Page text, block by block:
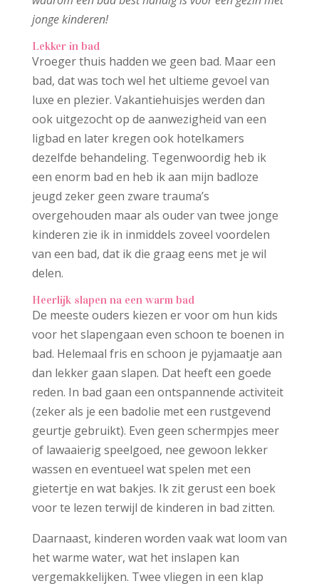
jonge kinderen!
Lekker in bad
Vroeger thuis hadden we geen bad. Maar een
bad, dat was toch wel het ultieme gevoel van
luxe en plezier. Vakantiehuisjes werden dan
ook uitgezocht op de aanwezigheid van een
ligbad en later kregen ook hotelkamers
dezelfde behandeling. Tegenwoordig heb ik
een enorm bad en heb ik aan mijn badloze
jeugd zeker geen zware trauma’s
overgehouden maar als ouder van twee jonge
kinderen zie ik in inmiddels zoveel voordelen
van een bad, dat ik die graag eens met je wil
delen.
Heerlijk slapen na een warm bad
De meeste ouders kiezen er voor om hun kids
voor het slapengaan even schoon te boenen in
bad. Helemaal fris en schoon je pyjamaatje aan
dan lekker gaan slapen. Dat heeft een goede
reden. In bad gaan een ontspannende activiteit
(zeker als je een badolie met een rustgevend
geurtje gebruikt). Even geen schermpjes meer
of lawaaierig speelgoed, nee gewoon lekker
wassen en eventueel wat spelen met een
gietertje en wat bakjes. Ik zit gerust een boek
voor te lezen terwijl de kinderen in bad zitten.
Daarnaast, kinderen worden vaak wat loom van
het warme water, wat het inslapen kan
vergemakkelijken. Twee vliegen in een klap